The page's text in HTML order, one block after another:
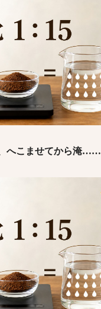
へこませてから淹……